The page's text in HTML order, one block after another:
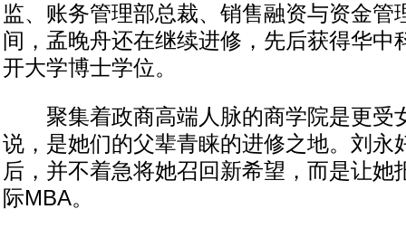
监、账务管理部总裁、销售融资与资金管
间，孟晚舟还在继续进修，先后获得华中
开大学博士学位。
聚集着政商高端人脉的商学院是更受
说，是她们的父辈青睐的进修之地。刘永
后，并不着急将她召回新希望，而是让她
际MBA。